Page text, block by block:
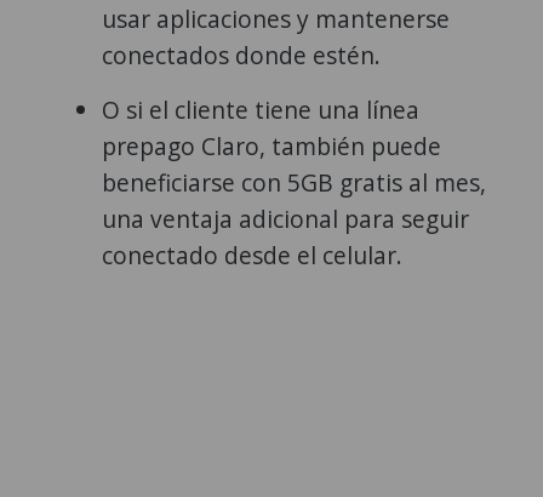
usar aplicaciones y mantenerse
conectados donde estén.
O si el cliente tiene una línea
prepago Claro, también puede
beneficiarse con 5GB gratis al mes,
una ventaja adicional para seguir
conectado desde el celular.